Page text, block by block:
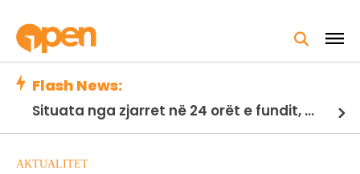
Flash News:
Situata nga zjarret në 24 orët e fundit, Ministria e Mbrojtjes: 21 vatra të shuara, 2 nën monitorim
AKTUALITET